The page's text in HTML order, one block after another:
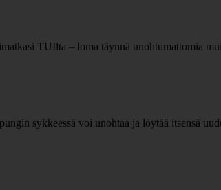
TUIlta – loma täynnä unohtumattomia
sykkeessä voi unohtaa ja löytää itsensä